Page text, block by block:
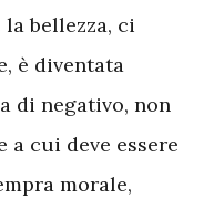
bellezza, ci
è diventata
di negativo, non
cui deve essere
morale,